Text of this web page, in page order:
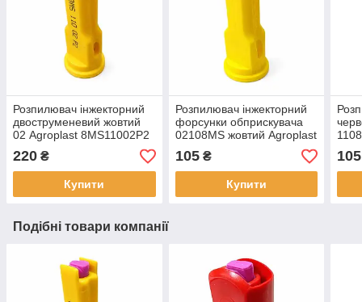
Розпилювач інжекторний
двоструменевий жовтий
02 Agroplast 8MS11002P2
220 ₴
Купити
Розпилювач інжекторний
форсунки обприскувача
02108MS жовтий Agroplast
Польща
105₴
Купити
105
Подібні товари компанії